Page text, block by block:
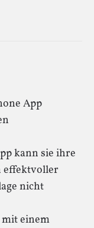
App
kann sie ihre
effektvoller
nicht
einem